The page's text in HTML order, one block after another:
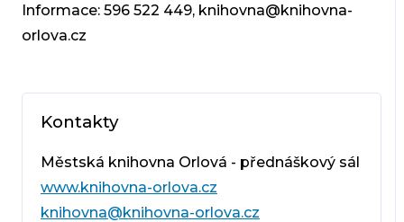
Informace: 596 522 449, knihovna@knihovna-
orlova.cz
Kontakty
Městská knihovna Orlová - přednáškový sál
www.knihovna-orlova.cz
knihovna@knihovna-orlova.cz